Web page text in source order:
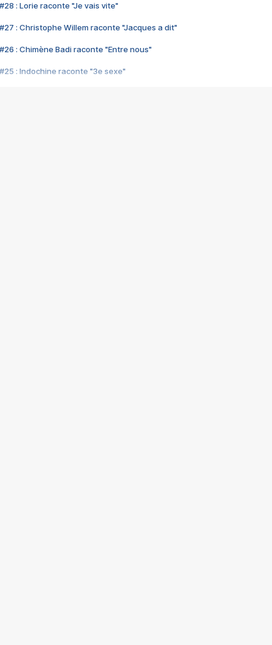
#28 : Lorie raconte "Je vais vite"
#27 : Christophe Willem raconte "Jacques a dit"
#26 : Chimène Badi raconte "Entre nous"
#25 : Indochine raconte "3e sexe"